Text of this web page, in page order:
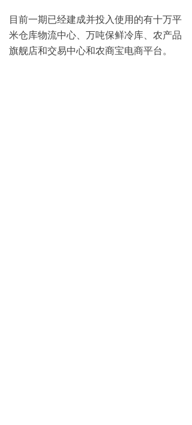
目前一期已经建成并投入使用的有十万平
米仓库物流中心、万吨保鲜冷库、农产品
旗舰店和交易中心和农商宝电商平台。